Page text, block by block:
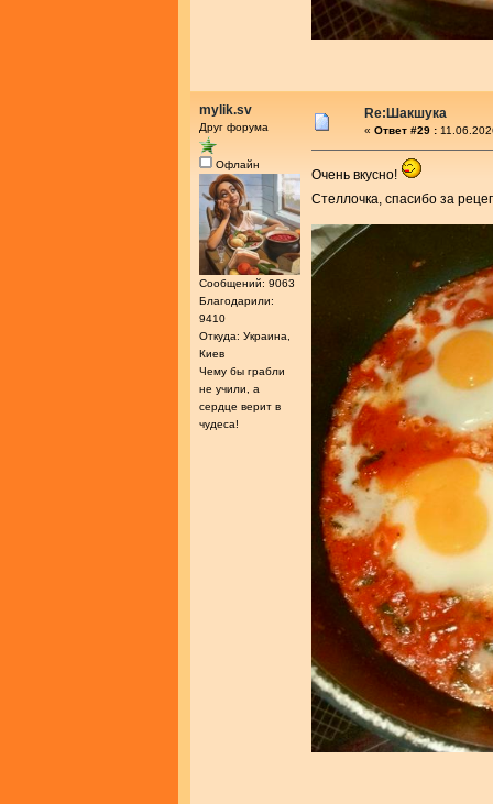
mylik.sv
Друг форума
Офлайн
Сообщений: 9063
Благодарили:
9410
Откуда: Украина,
Киев
Чему бы грабли
не учили, а
сердце верит в
чудеса!
Re:Шакшука
« Ответ #29 :
Очень вкусно!
Стеллочка, спасибо за